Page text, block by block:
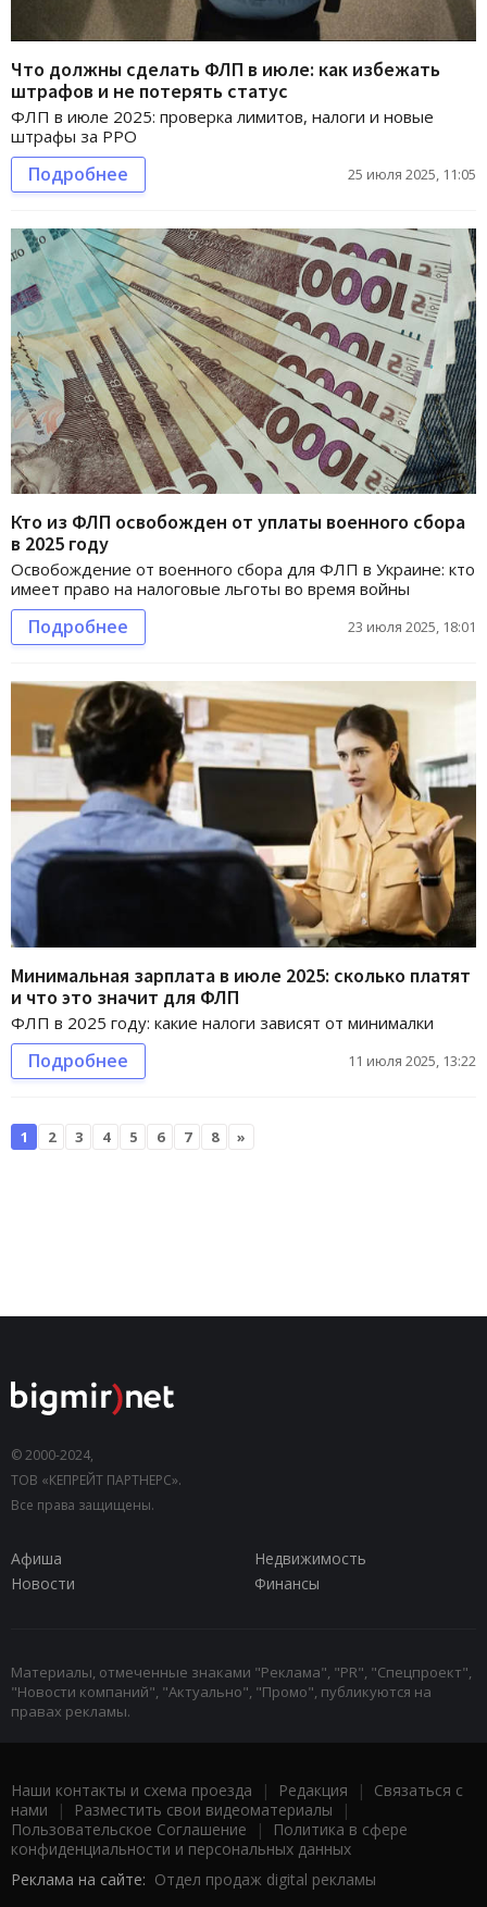
Что должны сделать ФЛП в июле: как избежать
штрафов и не потерять статус
ФЛП в июле 2025: проверка лимитов, налоги и новые
штрафы за РРО
Подробнее 25 июля 2025, 11:05
Кто из ФЛП освобожден от уплаты военного сбора
в 2025 году
Освобождение от военного сбора для ФЛП в Украине: кто
имеет право на налоговые льготы во время войны
Подробнее 23 июля 2025, 18:01
Минимальная зарплата в июле 2025: сколько платят
и что это значит для ФЛП
ФЛП в 2025 году: какие налоги зависят от минималки
Подробнее 11 июля 2025, 13:22
1 2 3 4 5 6 7 8 »
© 2000-2024,
ТОВ «КЕПРЕЙТ ПАРТНЕРС».
Все права защищены.
Афиша
Недвижимость
Новости
Финансы
Материалы, отмеченные знаками "Реклама", "PR", "Спецпроект",
"Новости компаний", "Актуально", "Промо", публикуются на
правах рекламы.
Наши контакты и схема проезда | Редакция | Связаться с
нами | Разместить свои видеоматериалы |
Пользовательское Соглашение |
Политика в сфере
конфиденциальности и персональных данных
Реклама на сайте: Отдел продаж digital рекламы